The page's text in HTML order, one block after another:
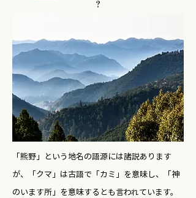
「熊野」という地名の語源には諸説あります
が、「クマ」は古語で「カミ」を意味し、「神
のいます所」を意味するとも言われています。